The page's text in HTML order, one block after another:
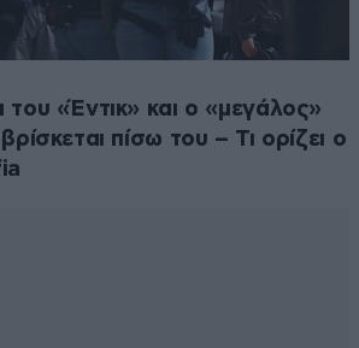
του «Έντικ» και ο «μεγάλος»
πίσω του – Τι ορίζει ο